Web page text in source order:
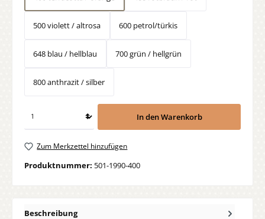
500 violett / altrosa 600 petrol/türkis
648 blau / hellblau 700 grün / hellgrün
800 anthrazit / silber
In den Warenkorb
Zum Merkzettel hinzufügen
Produktnummer: 501-1990-400
Beschreibung